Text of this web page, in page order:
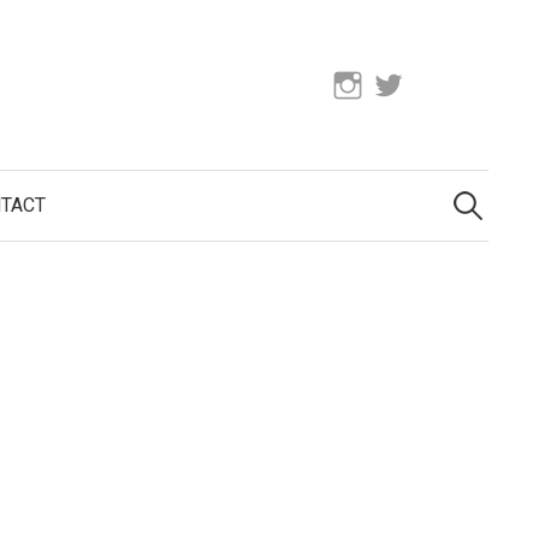
Instagram
検
索: